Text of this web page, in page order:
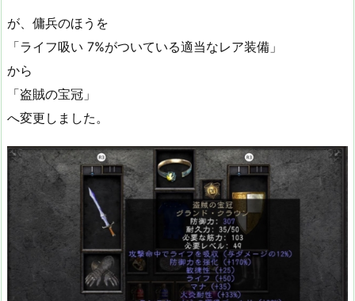
が、傭兵のほうを
「ライフ吸い 7%がついている適当なレア装備」
から
「盗賊の宝冠」
へ変更しました。